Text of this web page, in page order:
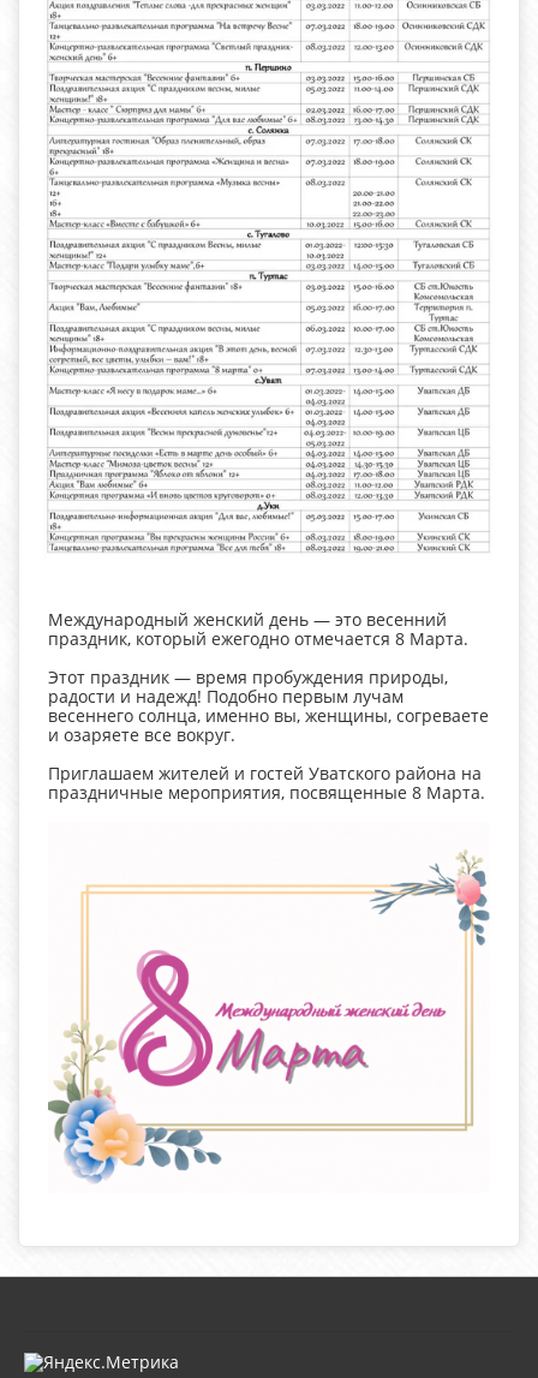
Международный женский день — это весенний
праздник, который ежегодно отмечается 8 Марта.
Этот праздник — время пробуждения природы,
радости и надежд! Подобно первым лучам
весеннего солнца, именно вы, женщины, согреваете
и озаряете все вокруг.
Приглашаем жителей и гостей Уватского района на
праздничные мероприятия, посвященные 8 Марта.